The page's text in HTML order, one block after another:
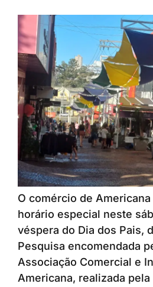
O comércio de
horário especial neste
véspera do Dia dos Pais,
Pesquisa encomendada
Associação Comercial e
Americana, realizada